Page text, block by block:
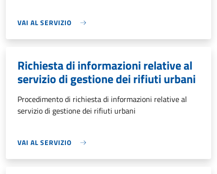
VAI AL SERVIZIO
Richiesta di informazioni relative al
servizio di gestione dei rifiuti urbani
Procedimento di richiesta di informazioni relative al
servizio di gestione dei rifiuti urbani
VAI AL SERVIZIO